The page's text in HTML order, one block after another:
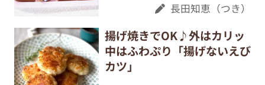
長田知恵（つき）
揚げ焼きでOK♪外はカリッ
中はふわぷり「揚げないえび
カツ」